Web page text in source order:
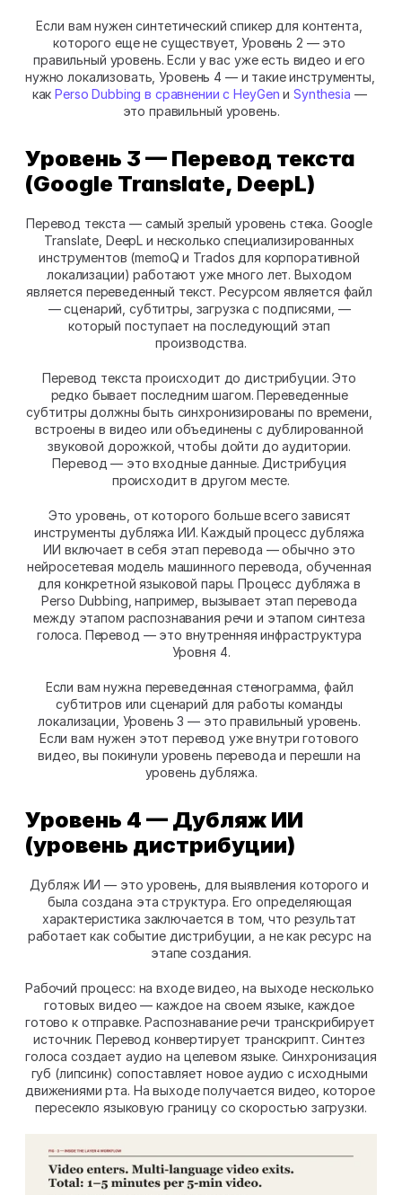
Если вам нужен синтетический спикер для контента,
которого еще не существует, Уровень 2 — это
правильный уровень. Если у вас уже есть видео и его
нужно локализовать, Уровень 4 — и такие инструменты,
как Perso Dubbing в сравнении с HeyGen и Synthesia —
это правильный уровень.
Уровень 3 — Перевод текста
(Google Translate, DeepL)
Перевод текста — самый зрелый уровень стека. Google
Translate, DeepL и несколько специализированных
инструментов (memoQ и Trados для корпоративной
локализации) работают уже много лет. Выходом
является переведенный текст. Ресурсом является файл
— сценарий, субтитры, загрузка с подписями, —
который поступает на последующий этап
производства.
Перевод текста происходит до дистрибуции. Это
редко бывает последним шагом. Переведенные
субтитры должны быть синхронизированы по времени,
встроены в видео или объединены с дублированной
звуковой дорожкой, чтобы дойти до аудитории.
Перевод — это входные данные. Дистрибуция
происходит в другом месте.
Это уровень, от которого больше всего зависят
инструменты дубляжа ИИ. Каждый процесс дубляжа
ИИ включает в себя этап перевода — обычно это
нейросетевая модель машинного перевода, обученная
для конкретной языковой пары. Процесс дубляжа в
Perso Dubbing, например, вызывает этап перевода
между этапом распознавания речи и этапом синтеза
голоса. Перевод — это внутренняя инфраструктура
Уровня 4.
Если вам нужна переведенная стенограмма, файл
субтитров или сценарий для работы команды
локализации, Уровень 3 — это правильный уровень.
Если вам нужен этот перевод уже внутри готового
видео, вы покинули уровень перевода и перешли на
уровень дубляжа.
Уровень 4 — Дубляж ИИ
(уровень дистрибуции)
Дубляж ИИ — это уровень, для выявления которого и
была создана эта структура. Его определяющая
характеристика заключается в том, что результат
работает как событие дистрибуции, а не как ресурс на
этапе создания.
Рабочий процесс: на входе видео, на выходе несколько
готовых видео — каждое на своем языке, каждое
готово к отправке. Распознавание речи транскрибирует
источник. Перевод конвертирует транскрипт. Синтез
голоса создает аудио на целевом языке. Синхронизация
губ (липсинк) сопоставляет новое аудио с исходными
движениями рта. На выходе получается видео, которое
пересекло языковую границу со скоростью загрузки.